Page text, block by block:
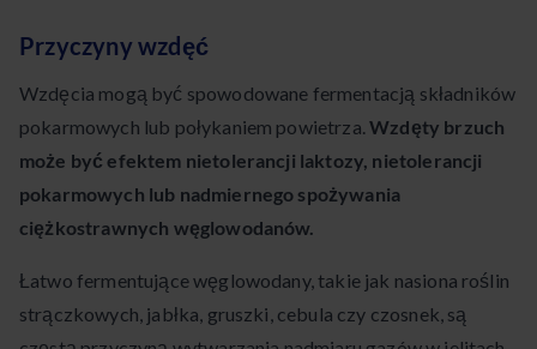
Przyczyny wzdęć
Wzdęcia mogą być spowodowane fermentacją składników
pokarmowych lub połykaniem powietrza.Wzdęty brzuch
może być efektem nietolerancji laktozy, nietolerancji
pokarmowych lub nadmiernego spożywania
ciężkostrawnych węglowodanów.
Łatwo fermentujące węglowodany, takie jak nasiona roślin
strączkowych, jabłka, gruszki, cebula czy czosnek, są